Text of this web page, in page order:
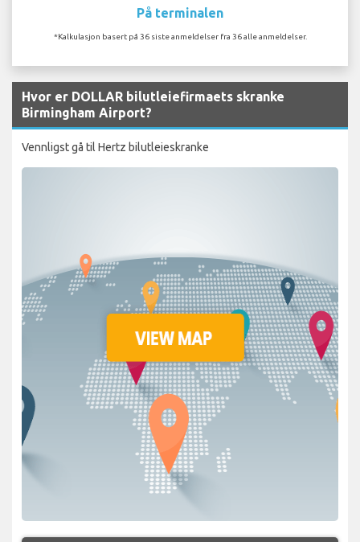
På terminalen
*Kalkulasjon basert på 36 siste anmeldelser fra 36 alle anmeldelser.
Hvor er DOLLAR bilutleiefirmaets skranke
Birmingham Airport?
Vennligst gå til Hertz bilutleieskranke